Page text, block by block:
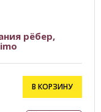
рёбер,
В КОРЗИНУ